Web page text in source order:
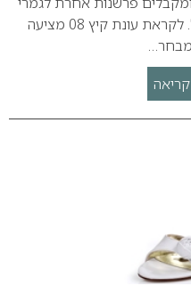
בעיצוביו המרשימים של קנת קול. לקראת עונת קיץ 08 מציעה